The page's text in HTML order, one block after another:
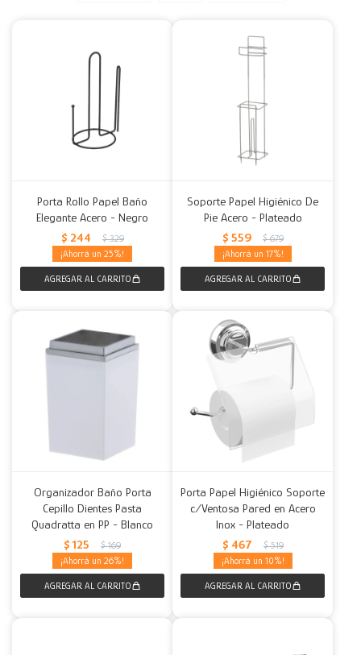
Porta Rollo Papel Baño
Elegante Acero - Negro
$ 244 $ 329
25
Soporte Papel Higiénico De
Pie Acero - Plateado
$ 559 $ 679
17
Organizador Baño Porta
Cepillo Dientes Pasta
Quadratta en PP - Blanco
$ 125 $ 169
26
Porta Papel Higiénico Soporte
c/Ventosa Pared en Acero
Inox - Plateado
$ 467 $ 519
10
Accesorios para el hogar
Herramientas
Muebles Infantiles